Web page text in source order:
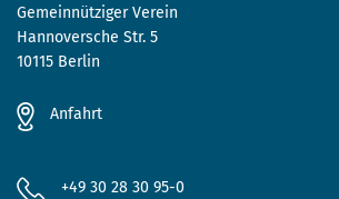
Gemeinnütziger Verein
Hannoversche Str. 5
10115 Berlin
Anfahrt
+49 30 28 30 95-0